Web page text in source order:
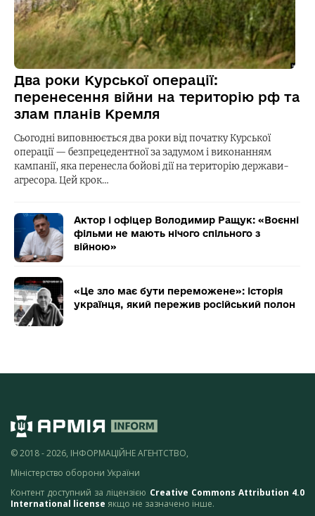
Два роки Курської операції:
перенесення війни на територію рф та
злам планів Кремля
Сьогодні виповнюється два роки від початку Курської
операції — безпрецедентної за задумом і виконанням
кампанії, яка перенесла бойові дії на територію держави-
агресора. Цей крок…
Актор і офіцер Володимир Ращук: «Воєнні
фільми не мають нічого спільного з
війною»
«Це зло має бути переможене»: історія
українця, який пережив російський полон
© 2018 - 2026, ІНФОРМАЦІЙНЕ АГЕНТСТВО,
Міністерство оборони України
Контент доступний за ліцензією Creative Commons Attribution 4.0
International license якщо не зазначено інше.